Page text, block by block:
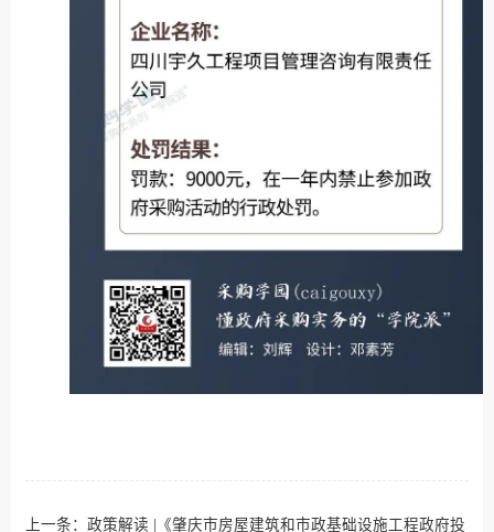
上一条： 政策解读 |《肇庆市房屋建筑和市政基础设施工程政府投